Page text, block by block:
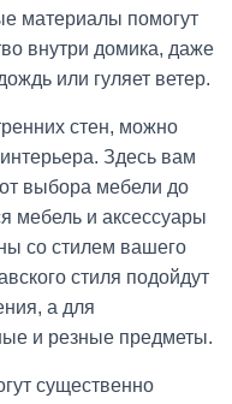
материалы помогут
внутри домика, даже
или гуляет ветер.
стен, можно
Здесь вам
выбора мебели до
мебель и аксессуары
со стилем вашего
стиля подойдут
а для
и резные предметы.
существенно